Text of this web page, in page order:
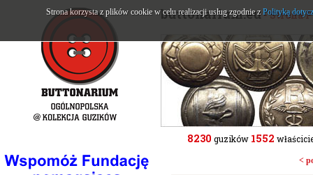
buttonarium.eu- Strona
8230 guzików 1552
<
Strona korzysta z plików cookie w celu realizacji usług zgodnie z Polityką